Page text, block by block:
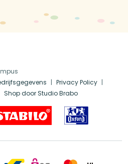
Privacy Policy
Shop door Studio Brabo